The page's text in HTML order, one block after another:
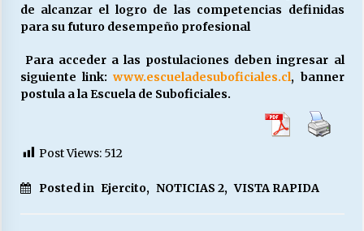
Nuestras Almas)
30/04/2026
¿Asesores con doble sueldo?
18/04/2026
de alcanzar el logro de las competencias definidas
para su futuro desempeño profesional
Para acceder a las postulaciones deben ingresar al
siguiente link:www.escueladesuboficiales.cl, banner
postula a la Escuela de Suboficiales.
Post Views: 512
Posted in Ejercito, NOTICIAS 2, VISTA RAPIDA